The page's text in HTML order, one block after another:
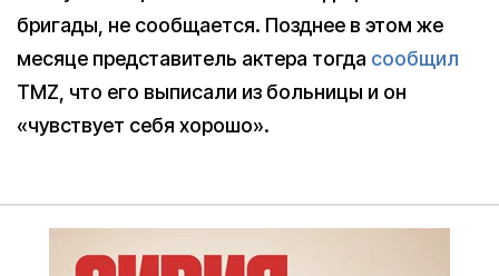
бригады, не сообщается. Позднее в этом же
месяце представитель актера тогда сообщил
TMZ, что его выписали из больницы и он
«чувствует себя хорошо».